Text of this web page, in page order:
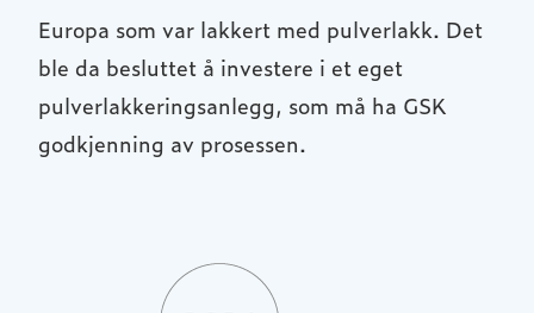
Europa som var lakkert med pulverlakk. Det
ble da besluttet å investere i et eget
pulverlakkeringsanlegg, som må ha GSK
godkjenning av prosessen.